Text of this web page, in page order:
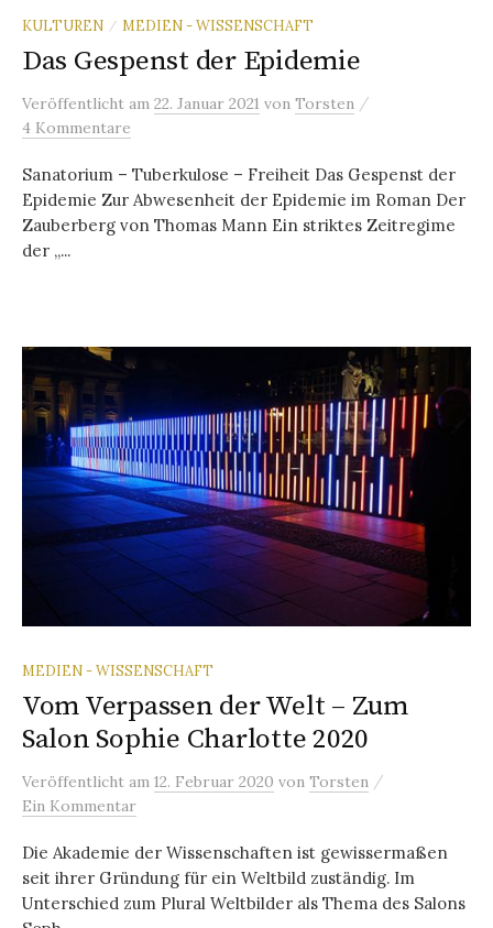
KULTUREN / MEDIEN - WISSENSCHAFT
Das Gespenst der Epidemie
Veröffentlicht am 22. Januar 2021 von Torsten /
4 Kommentare
Sanatorium – Tuberkulose – Freiheit Das Gespenst der
Epidemie Zur Abwesenheit der Epidemie im Roman Der
Zauberberg von Thomas Mann Ein striktes Zeitregime
der „...
MEDIEN - WISSENSCHAFT
Vom Verpassen der Welt – Zum
Salon Sophie Charlotte 2020
Veröffentlicht am 12. Februar 2020 von Torsten /
Ein Kommentar
Die Akademie der Wissenschaften ist gewissermaßen
seit ihrer Gründung für ein Weltbild zuständig. Im
Unterschied zum Plural Weltbilder als Thema des Salons